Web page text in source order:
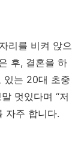
리를 비켜 앉으
후, 결혼을 하
있는 20대 초중
멋있다며 “저
자주 합니다.